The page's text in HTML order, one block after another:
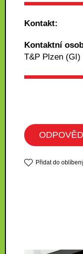
Kontakt:
Kontaktní
T&P Plzen (GI)
Přidat do